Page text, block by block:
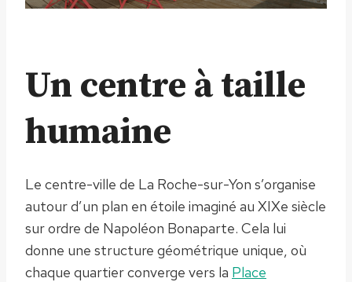
Un centre à taille
humaine
Le centre-ville de La Roche-sur-Yon s’organise
autour d’un plan en étoile imaginé au XIXe siècle
sur ordre de Napoléon Bonaparte. Cela lui
donne une structure géométrique unique, où
chaque quartier converge vers la Place